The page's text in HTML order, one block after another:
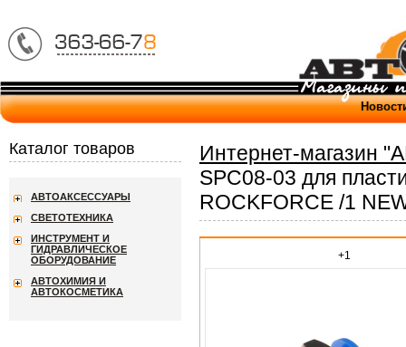
Интернет-магазин
SPC08-03 для
ROCKFORCE /1
+1
Каталог товаров
АВТОАКСЕССУАРЫ
СВЕТОТЕХНИКА
ИНСТРУМЕНТ И
ГИДРАВЛИЧЕСКОЕ
ОБОРУДОВАНИЕ
АВТОХИМИЯ И
АВТОКОСМЕТИКА